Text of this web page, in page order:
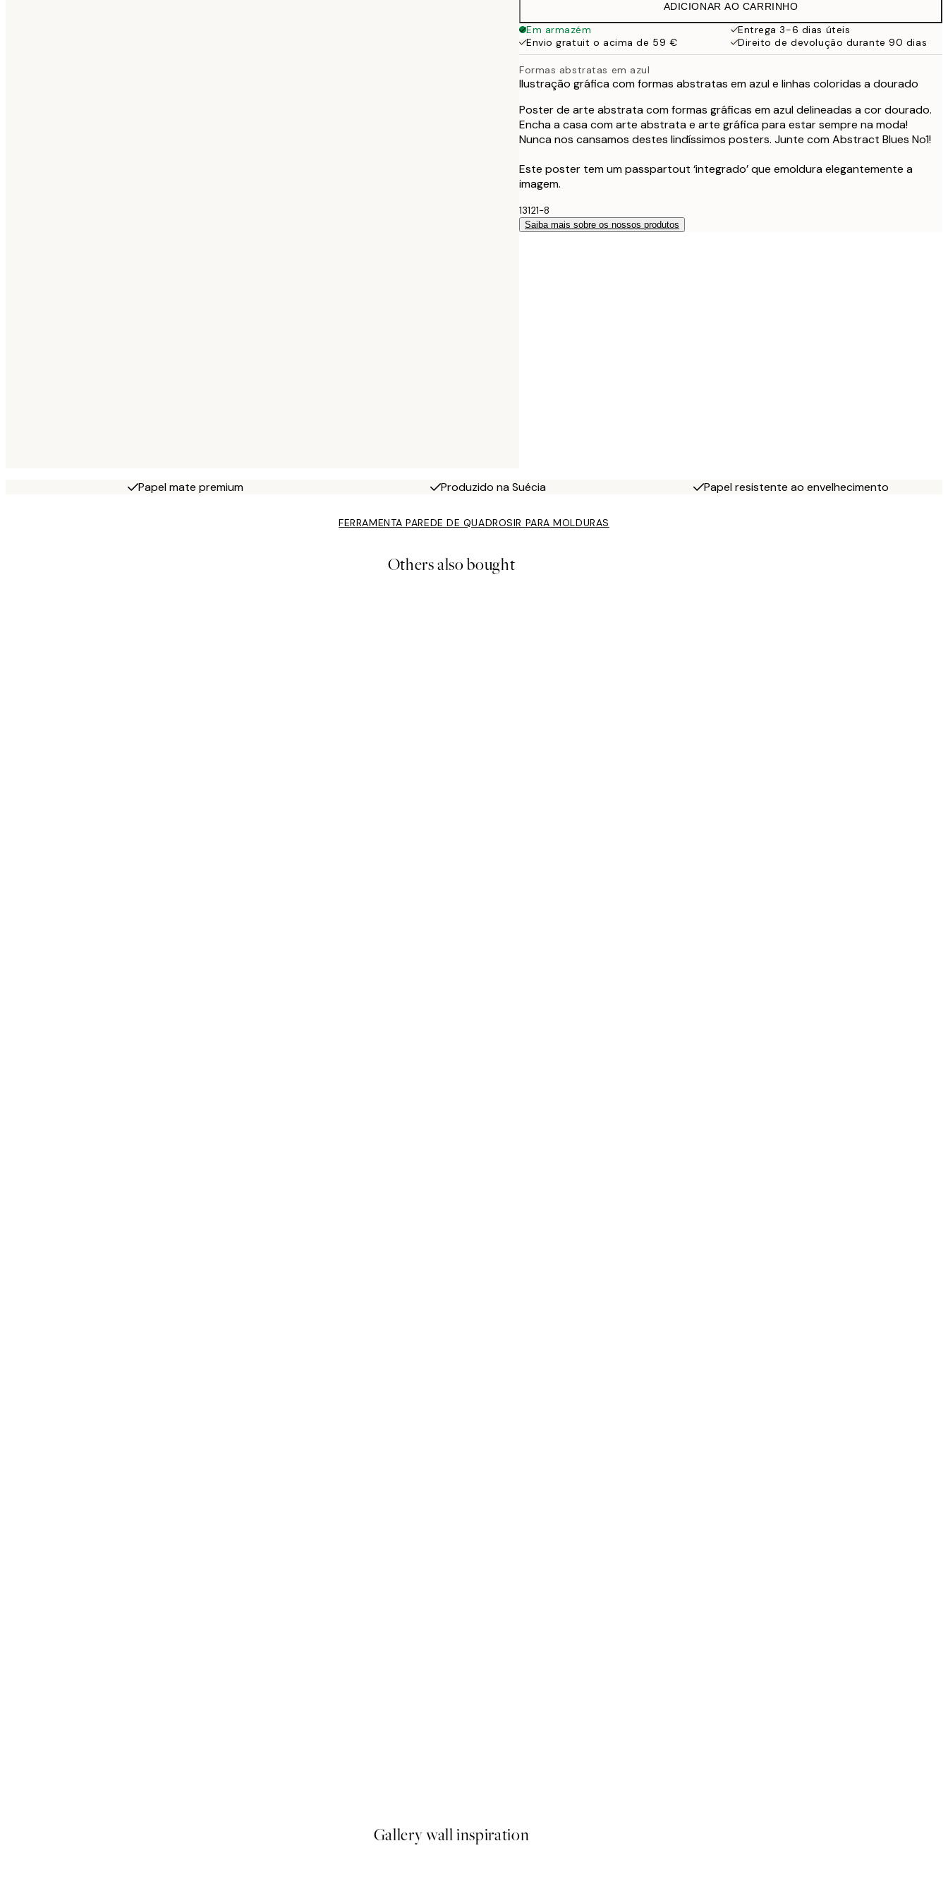
ADICIONAR AO CARRINHO
Em armazém
Entrega 3-6 dias úteis
Envio gratuit o acima de 59 €
Direito de devolução durante 90 dias
Formas abstratas em azul
Ilustração gráfica com formas abstratas em azul e linhas coloridas a dourado
Poster de arte abstrata com formas gráficas em azul delineadas a cor dourado.
Encha a casa com arte abstrata e arte gráfica para estar sempre na moda!
Nunca nos cansamos destes lindíssimos posters. Junte com Abstract Blues No1!
Este poster tem um passpartout ‘integrado’ que emoldura elegantemente a
imagem.
13121-8
Saiba mais sobre os nossos produtos
Papel mate premium Produzido na Suécia Papel resistente ao envelhecimento
FERRAMENTA PAREDE DE QUADROSIR PARA MOLDURAS
Others also bought
Gallery wall inspiration